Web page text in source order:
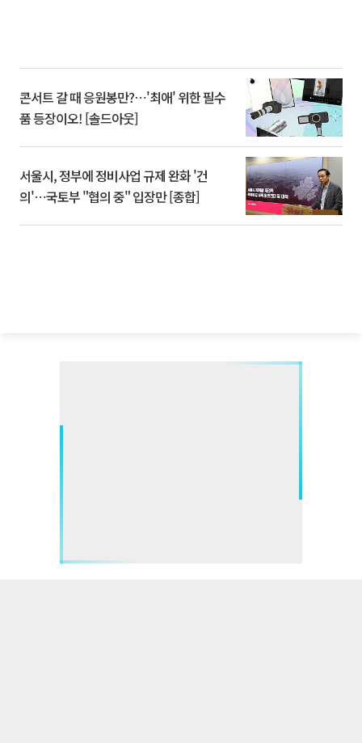
콘서트 갈 때 응원봉만?⋯'최애' 위한 필수
품 등장이오! [솔드아웃]
서울시, 정부에 정비사업 규제 완화 '건
의'⋯국토부 "협의 중" 입장만 [종합]